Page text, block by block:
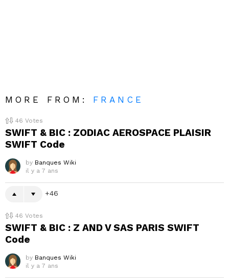
MORE FROM: FRANCE
46 Votes
SWIFT & BIC : ZODIAC AEROSPACE PLAISIR
SWIFT Code
by Banques Wiki
il y a 7 ans
46
46 Votes
SWIFT & BIC : Z AND V SAS PARIS SWIFT
Code
by Banques Wiki
il y a 7 ans